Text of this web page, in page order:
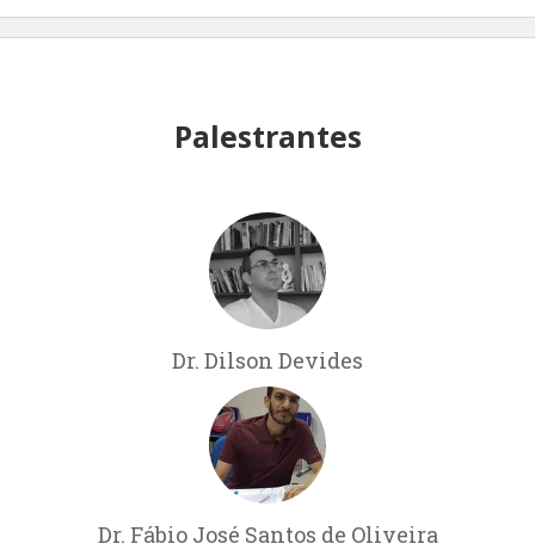
Palestrantes
Dr. Dilson Devides
Dr. Fábio José Santos de Oliveira